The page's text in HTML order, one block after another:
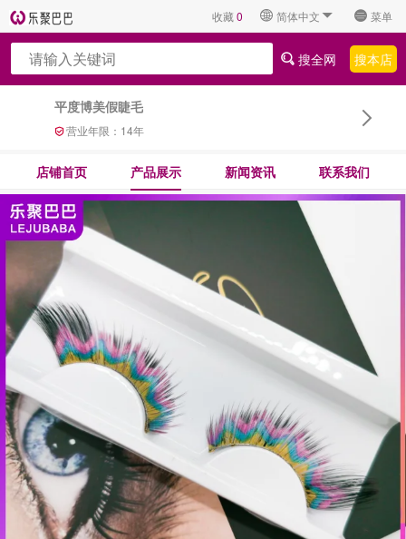
收藏0 简体中文 菜单
平度博美假睫毛
营业年限： 14年
搜全网 搜本店
店铺首页 产品展示 新闻资讯 联系我们